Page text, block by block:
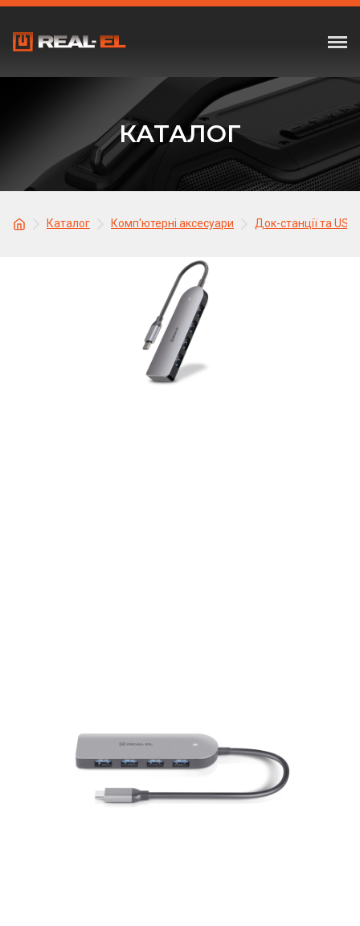
КАТАЛОГ
Каталог Комп'ютерні аксесуари Док-станції та USB